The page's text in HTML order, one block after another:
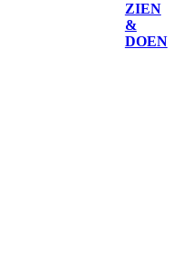
ZIEN
&
DOEN